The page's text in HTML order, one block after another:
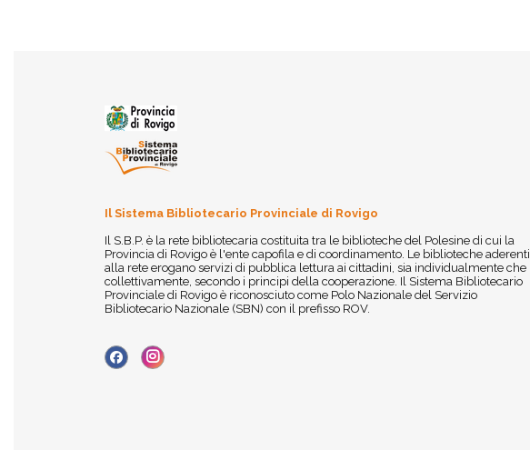
Il Sistema Bibliotecario Provinciale di Rovigo
Il S.B.P. è la rete bibliotecaria costituita tra le biblioteche del Polesine di cui la
Provincia di Rovigo è l'ente capofila e di coordinamento. Le biblioteche aderenti
alla rete erogano servizi di pubblica lettura ai cittadini, sia individualmente che
collettivamente, secondo i principi della cooperazione. Il Sistema Bibliotecario
Provinciale di Rovigo è riconosciuto come Polo Nazionale del Servizio
Bibliotecario Nazionale (SBN) con il prefisso ROV.